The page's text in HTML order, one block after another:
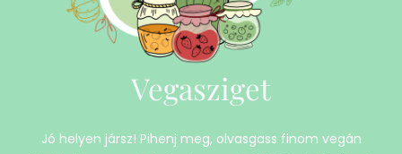
Vegasziget
Jó helyen jársz! Pihenj meg, olvasgass finom vegán